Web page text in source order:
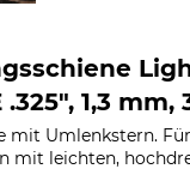
1,3 mm,
mit Umlenkstern.
mit leichten,